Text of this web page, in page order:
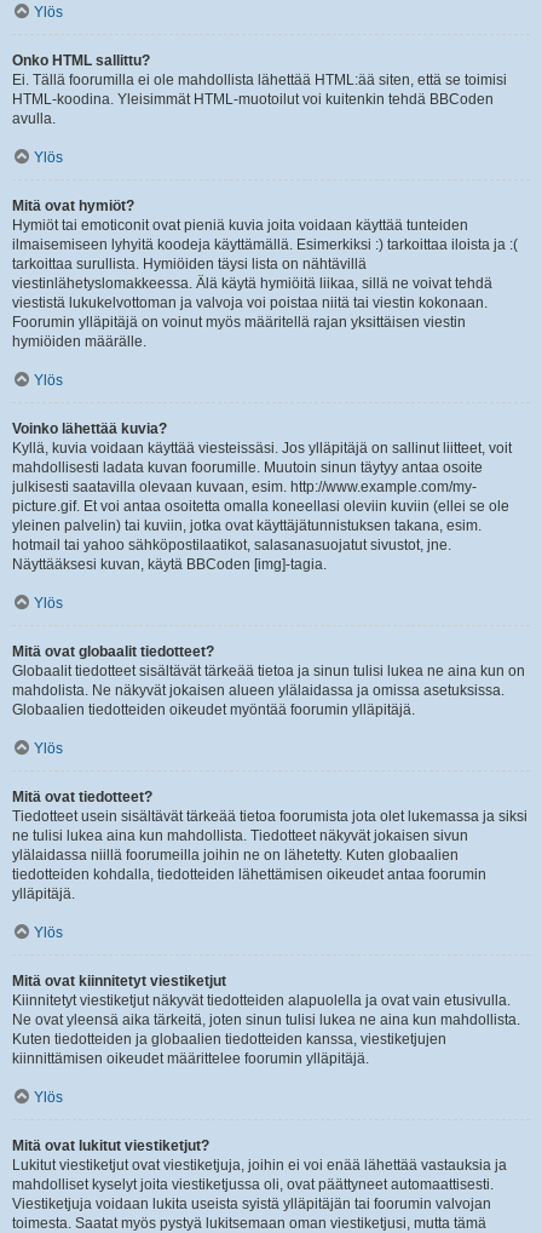
Ylös
Onko HTML sallittu?
Ei. Tällä foorumilla ei ole mahdollista lähettää HTML:ää siten, että se toimisi
HTML-koodina. Yleisimmät HTML-muotoilut voi kuitenkin tehdä BBCoden
avulla.
Ylös
Mitä ovat hymiöt?
Hymiöt tai emoticonit ovat pieniä kuvia joita voidaan käyttää tunteiden
ilmaisemiseen lyhyitä koodeja käyttämällä. Esimerkiksi :) tarkoittaa iloista ja :(
tarkoittaa surullista. Hymiöiden täysi lista on nähtävillä
viestinlähetyslomakkeessa. Älä käytä hymiöitä liikaa, sillä ne voivat tehdä
viestistä lukukelvottoman ja valvoja voi poistaa niitä tai viestin kokonaan.
Foorumin ylläpitäjä on voinut myös määritellä rajan yksittäisen viestin
hymiöiden määrälle.
Ylös
Voinko lähettää kuvia?
Kyllä, kuvia voidaan käyttää viesteissäsi. Jos ylläpitäjä on sallinut liitteet, voit
mahdollisesti ladata kuvan foorumille. Muutoin sinun täytyy antaa osoite
julkisesti saatavilla olevaan kuvaan, esim. http://www.example.com/my-
picture.gif. Et voi antaa osoitetta omalla koneellasi oleviin kuviin (ellei se ole
yleinen palvelin) tai kuviin, jotka ovat käyttäjätunnistuksen takana, esim.
hotmail tai yahoo sähköpostilaatikot, salasanasuojatut sivustot, jne.
Näyttääksesi kuvan, käytä BBCoden [img]-tagia.
Ylös
Mitä ovat globaalit tiedotteet?
Globaalit tiedotteet sisältävät tärkeää tietoa ja sinun tulisi lukea ne aina kun on
mahdolista. Ne näkyvät jokaisen alueen ylälaidassa ja omissa asetuksissa.
Globaalien tiedotteiden oikeudet myöntää foorumin ylläpitäjä.
Ylös
Mitä ovat tiedotteet?
Tiedotteet usein sisältävät tärkeää tietoa foorumista jota olet lukemassa ja siksi
ne tulisi lukea aina kun mahdollista. Tiedotteet näkyvät jokaisen sivun
ylälaidassa niillä foorumeilla joihin ne on lähetetty. Kuten globaalien
tiedotteiden kohdalla, tiedotteiden lähettämisen oikeudet antaa foorumin
ylläpitäjä.
Ylös
Mitä ovat kiinnitetyt viestiketjut
Kiinnitetyt viestiketjut näkyvät tiedotteiden alapuolella ja ovat vain etusivulla.
Ne ovat yleensä aika tärkeitä, joten sinun tulisi lukea ne aina kun mahdollista.
Kuten tiedotteiden ja globaalien tiedotteiden kanssa, viestiketjujen
kiinnittämisen oikeudet määrittelee foorumin ylläpitäjä.
Ylös
Mitä ovat lukitut viestiketjut?
Lukitut viestiketjut ovat viestiketjuja, joihin ei voi enää lähettää vastauksia ja
mahdolliset kyselyt joita viestiketjussa oli, ovat päättyneet automaattisesti.
Viestiketjuja voidaan lukita useista syistä ylläpitäjän tai foorumin valvojan
toimesta. Saatat myös pystyä lukitsemaan oman viestiketjusi, mutta tämä